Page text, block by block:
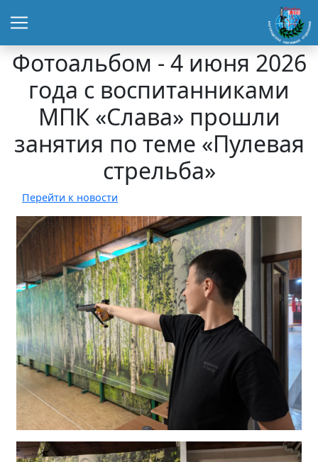
Фотоальбом - 4 июня 2026
года с воспитанниками
МПК «Слава» прошли
занятия по теме «Пулевая
стрельба»
Перейти к новости